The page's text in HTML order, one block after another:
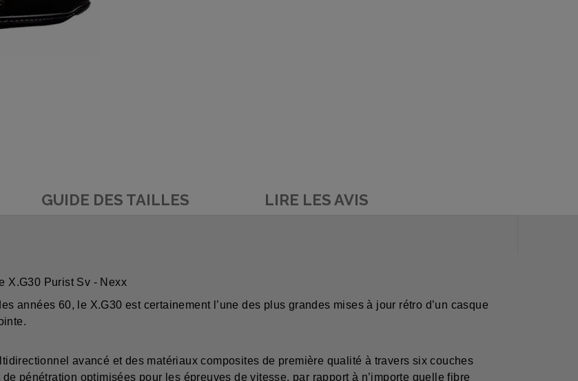
GUIDE DES TAILLES LIRE LES AVIS
X.G30 Purist Sv - Nexx
années 60, le X.G30 est certainement l’une des plus grandes mises à jour rétro d’un casque
avancé et des matériaux composites de première qualité à travers six couches
pénétration optimisées pour les épreuves de vitesse, par rapport à n’importe quelle fibre